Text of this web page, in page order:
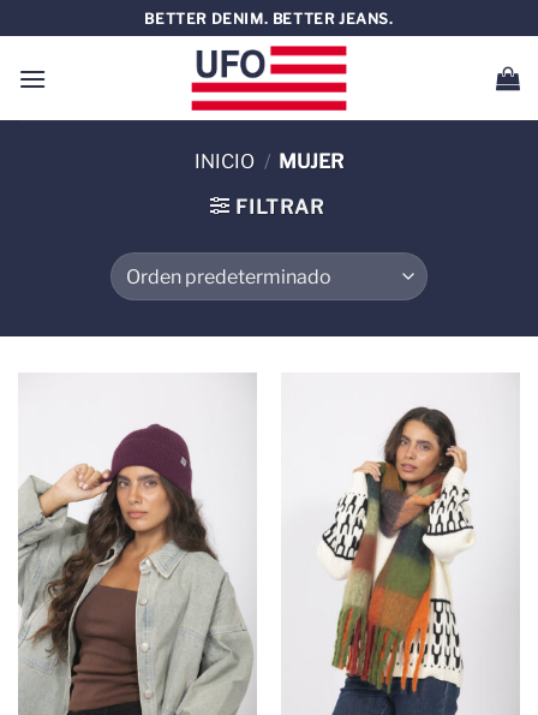
al
contenido
BETTER DENIM. BETTER JEANS.
INICIO / MUJER
FILTRAR